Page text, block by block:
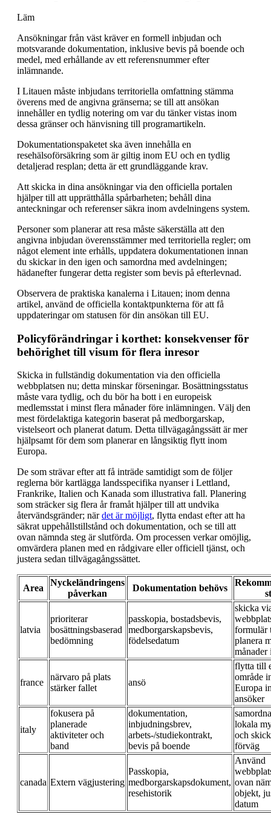
Läm
Ansökningar från väst kräver en formell inbjudan och
motsvarande dokumentation, inklusive bevis på boende och
medel, med erhållande av ett referensnummer efter
inlämnande.
I Litauen måste inbjudans territoriella omfattning stämma
överens med de angivna gränserna; se till att ansökan
innehåller en tydlig notering om var du tänker vistas inom
dessa gränser och hänvisning till programartikeln.
Dokumentationspaketet ska även innehålla en
resehälsoförsäkring som är giltig inom EU och en tydlig
detaljerad resplan; detta är ett grundläggande krav.
Att skicka in dina ansökningar via den officiella portalen
hjälper till att upprätthålla spårbarheten; behåll dina
anteckningar och referenser säkra inom avdelningens system.
Personer som planerar att resa måste säkerställa att den
angivna inbjudan överensstämmer med territoriella regler; om
något element inte erhålls, uppdatera dokumentationen innan
du skickar in den igen och samordna med avdelningen;
hädanefter fungerar detta register som bevis på efterlevnad.
Observera de praktiska kanalerna i Litauen; inom denna
artikel, använd de officiella kontaktpunkterna för att få
uppdateringar om statusen för din ansökan till EU.
Policyförändringar i korthet: konsekvenser för
behörighet till visum för flera inresor
Skicka in fullständig dokumentation via den officiella
webbplatsen nu; detta minskar förseningar. Bosättningsstatus
måste vara tydlig, och du bör ha bott i en europeisk
medlemsstat i minst flera månader före inlämningen. Välj den
mest fördelaktiga kategorin baserat på medborgarskap,
vistelseort och planerat datum. Detta tillvägagångssätt är mer
hjälpsamt för dem som planerar en långsiktig flytt inom
Europa.
De som strävar efter att få inträde samtidigt som de följer
reglerna bör kartlägga lands­specifika nyanser i Lettland,
Frankrike, Italien och Kanada som illustrativa fall. Planering
som sträcker sig flera år framåt hjälper till att undvika
återvändsgränder; närdet är möjligt, flytta endast efter att ha
säkrat uppehållstillstånd och dokumentation, och se till att
ovan nämnda steg är slutförda. Om processen verkar omöjlig,
omvärdera planen med en rådgivare eller officiell tjänst, och
justera sedan tillvägagångssättet.
Area
Nyckeländringens
påverkan
Dokumentation behövs
latvia
prioriterar
bosättningsbaserad
bedömning
passkopia, bostadsbevis,
medborgarskapsbevis,
födelsedatum
skicka
formulär
planera
månader
france
närvaro på plats
stärker fallet
ansö
flytta till
område
Europa
ansöker
italy
fokusera på
planerade
aktiviteter och
band
dokumentation,
inbjudningsbrev,
arbets-/studiekontrakt,
bevis på boende
lokala
och
förväg
canada Extern vägjustering
Passkopia,
medborgarskapsdokument,
resehistorik
Använd
ovan
objekt,
datum